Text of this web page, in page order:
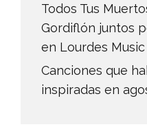
Todos Tus
Gordiflón juntos
en Lourdes
Canciones que
inspiradas en